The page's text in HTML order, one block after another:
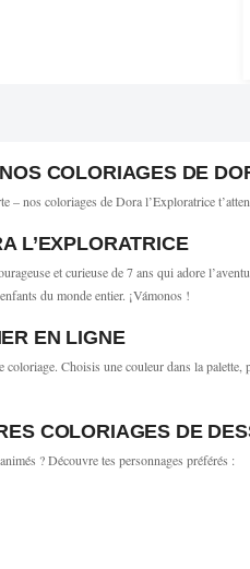
COLORIAGES DE
– nos coloriages de Dora l’Exploratrice
L’EXPLORATRICE
et curieuse de 7 ans qui adore
du monde entier. ¡Vámonos !
EN LIGNE
Choisis une couleur dans la
COLORIAGES DE
? Découvre tes personnages préférés :